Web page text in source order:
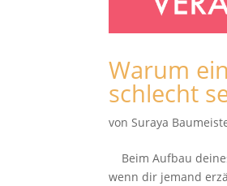
Warum
schlecht
vonSuraya
Beim Aufbau
wenn dir jemand